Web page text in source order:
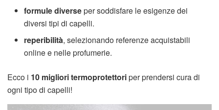
formule diverseper soddisfare le esigenze dei
diversi tipi di capelli.
reperibilità, selezionando referenze acquistabili
online e nelle profumerie.
Ecco i 10 migliori termoprotettoriper prendersi cura di
ogni tipo di capelli!